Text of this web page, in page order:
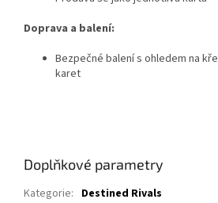
Doprava a balení:
Bezpečné balení s ohledem na
karet
Doplňkové parametry
Kategorie: Destined Rivals